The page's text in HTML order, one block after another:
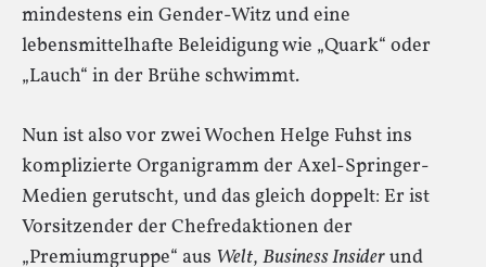
mindestens ein Gender-Witz und eine
lebensmittelhafte Beleidigung wie „Quark“ oder
„Lauch“ in der Brühe schwimmt.
Nun ist also vor zwei Wochen Helge Fuhst ins
komplizierte Organigramm der Axel-Springer-
Medien gerutscht, und das gleich doppelt: Er ist
Vorsitzender der Chefredaktionen der
„Premiumgruppe“ aus Welt, Business Insiderund